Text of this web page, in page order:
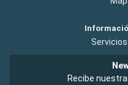
Recibe